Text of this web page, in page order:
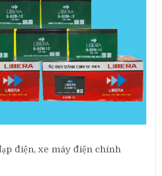
điện, xe máy điện chính